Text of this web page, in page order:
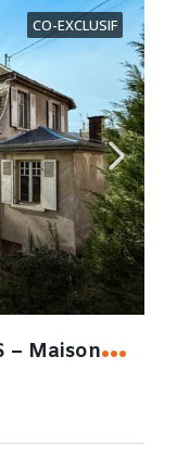
CO-EXCLUSIF
N
IEDERBRONN-LES-BAINS – Maison de caractère des années 30 à réinventer !